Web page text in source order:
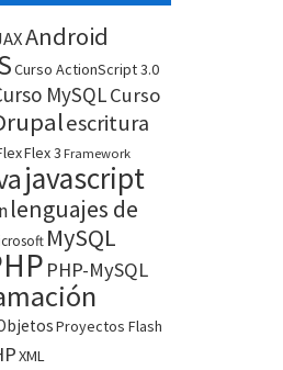
Android
Curso ActionScript 3.0
MySQLCurso
escritura
Flex 3 Framework
javascript
lenguajes de
MySQL
PHP-MySQL
Proyectos Flash
XML